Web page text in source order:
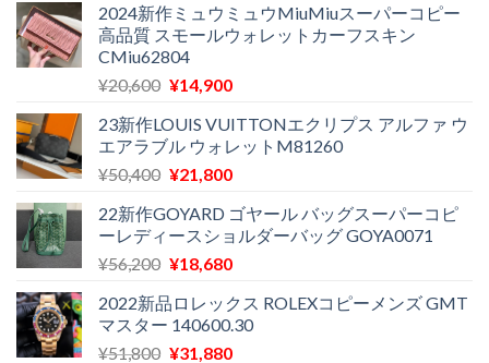
¥29,300
で
し
た。
は
¥11,500
す。
2024新作ミュウミュウMiuMiuスーパーコピー
高品質 スモールウォレットカーフスキン
CMiu62804
¥20,600 元
価
格
は
で
し
た。
¥14,900現
の
価
格
¥14,900
で
す。
23新作LOUIS VUITTONエクリプス アルファ ウ
エアラブル ウォレットM81260
¥50,400 元
価
格
は
で
し
た。
¥21,800現
の
価
格
¥21,800
で
す。
22新作GOYARD ゴヤール バッグスーパーコピ
ーレディースショルダーバッグ GOYA0071
¥56,200 元
価
格
は
¥18,680現
の
価
格
2022新品ロレックス ROLEXコピーメンズ GMT
マスター 140600.30
¥51,800 元
¥31,880現